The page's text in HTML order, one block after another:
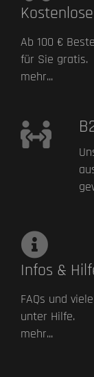
Ab 100 €
für Sie gratis.
mehr...
Infos &
FAQs und
unter Hilfe.
mehr...